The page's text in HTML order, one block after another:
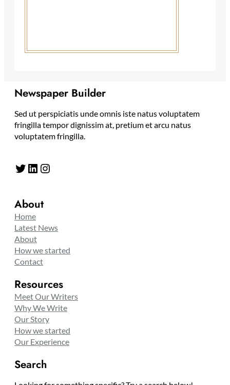
Newspaper Builder
Sed ut perspiciatis unde omnis iste natus voluptatem
fringilla tempor dignissim at, pretium et arcu natus
voluptatem fringilla.
Twitter LinkedIn Instagram
About
Home
Latest News
About
How we started
Contact
Resources
Meet Our Writers
Why We Write
Our Story
How we started
Our Experience
Search